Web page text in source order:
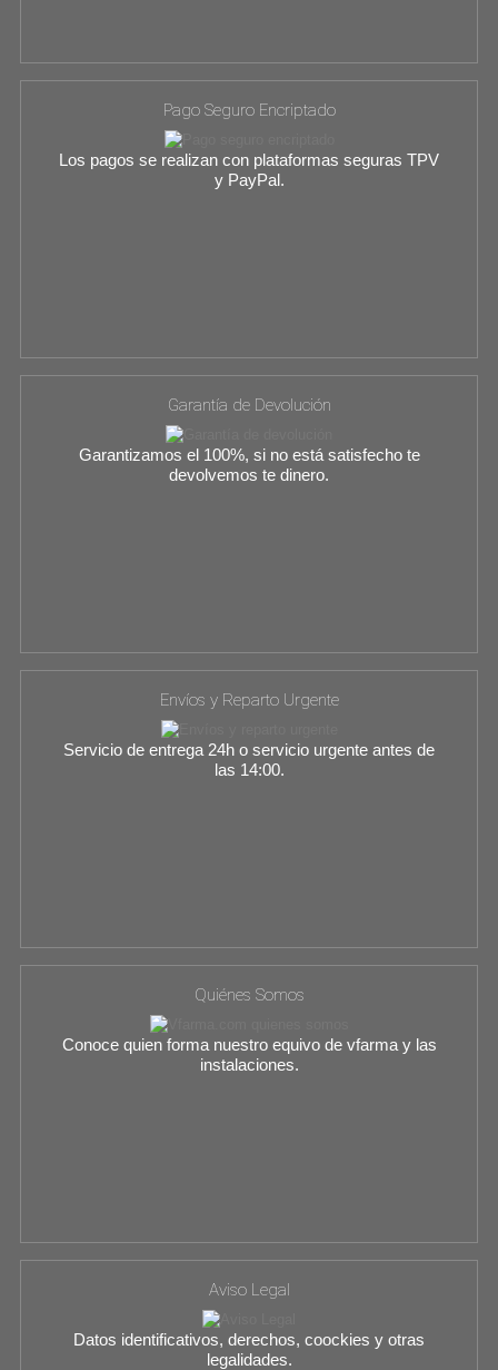
Pago Seguro Encriptado
Los pagos se realizan con plataformas seguras TPV
y PayPal.
Garantía de Devolución
Garantizamos el 100%, si no está satisfecho te
devolvemos te dinero.
Envíos y Reparto Urgente
Servicio de entrega 24h o servicio urgente antes de
las 14:00.
Quiénes Somos
Conoce quien forma nuestro equivo de vfarma y las
instalaciones.
Aviso Legal
Datos identificativos, derechos, coockies y otras
legalidades.